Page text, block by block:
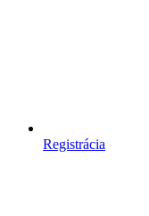
Registrácia